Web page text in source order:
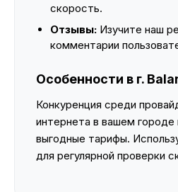
скорость.
Отзывы: Изучите наш
комментарии
Особенности в г.
Конкуренция среди
интернета в вашем городе
выгодные тарифы.
для регулярной проверки